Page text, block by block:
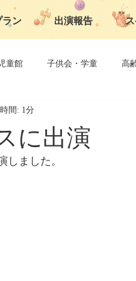
ラン 出演報告
童館 子供会・学童 高
に出演
間: 1分
しました。